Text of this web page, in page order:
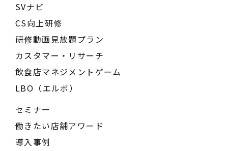
SVナビ
CS向上研修
研修動画見放題プラン
カスタマー・リサーチ
飲食店マネジメントゲーム
LBO（エルボ）
セミナー
働きたい店舗アワード
導入事例